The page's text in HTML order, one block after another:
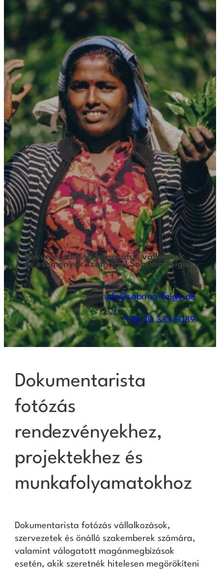
Dokumentarista fotográfus vállalatok
és események számára | Sabrina Feige
info@sabrina-feige.de
+36 30 333 6089
Dokumentarista
fotózás
rendezvényekhez,
projektekhez és
munkafolyamatokhoz
Dokumentarista fotózás vállalkozások,
szervezetek és önálló szakemberek számára,
valamint válogatott magánmegbízások
esetén, akik szeretnék hitelesen megörökíteni